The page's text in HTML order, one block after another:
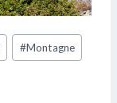
#Montagne